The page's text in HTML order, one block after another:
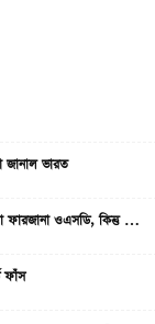
জানাল ভারত
ফারজানা ওএসডি, কিন্তু …
ফাঁস